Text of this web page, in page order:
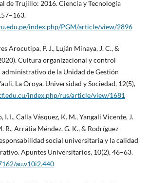
de Trujillo: 2016. Ciencia y Tecnología
index.php/PGM/article/view/2896
Arocutipa, P. J., Luján Minaya, J. C., &
Cultura organizacional y control
de la Unidad de Gestión
La Oroya. Universidad y Sociedad, 12(5),
index.php/rus/article/view/1681
I. I., Calla Vásquez, K. M., Yangali Vicente, J.
R., Arrátia Méndez, G. K., & Rodríguez
social universitaria y la calidad
Apuntes Universitarios, 10(2), 46–63.
au.v10i2.440